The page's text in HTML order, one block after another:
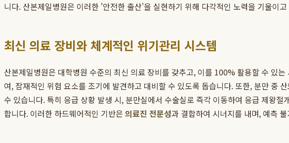
니다. 산본제일병원은 이러한 '안전한 출산'을 실현하기 위해 다각적인 노력을 기울이
최신 의료 장비와 체계적인 위기관리 시스템
산본제일병원은 대학병원 수준의 최신 의료 장비를 갖추고, 이를 100% 활용할 수 있
여, 잠재적인 위험 요소를 조기에 발견하고 대비할 수 있도록 돕습니다. 또한, 분만 중
수 있습니다. 특히 응급 상황 발생 시, 분만실에서 수술실로 즉각 이동하여 응급 제왕
합니다. 이러한 하드웨어적인 기반은 의료진 전문성과 결합하여 시너지를 내며, 예측